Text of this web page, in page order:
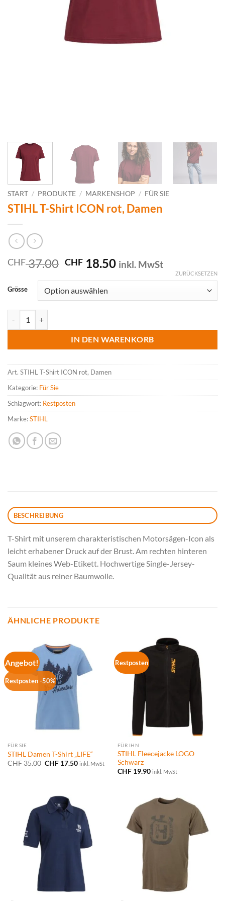
START / PRODUKTE / MARKENSHOP / FÜR SIE
STIHL T-Shirt ICON rot, Damen
CHF37.00 Ursprünglicher
war:
CHF 37.00
CHF 18.50Aktueller
CHF 18.50.
inkl. MwSt
Grösse
ZURÜCKSETZEN
IN DEN WARENKORB
Art. STIHL T-Shirt ICON rot, Damen
Kategorie: Für Sie
Schlagwort: Restposten
Marke:STIHL
BESCHREIBUNG
T-Shirt mit unserem charakteristischen Motorsägen-Icon als
leicht erhabener Druck auf der Brust. Am rechten hinteren
Saum kleines Web-Etikett. Hochwertige Single-Jersey-
Qualität aus reiner Baumwolle.
ÄHNLICHE PRODUKTE
Angebot!
Restposten -50%
FÜR SIE
STIHL Damen T-Shirt „LIFE“
CHF35.00 Ursprünglicher
CHF17.50Aktueller
inkl. MwSt
Restposten
FÜR IHN
STIHL Fleecejacke LOGO
Schwarz
CHF19.90 inkl. MwSt